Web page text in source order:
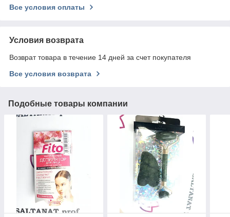
Все условия оплаты
Условия возврата
Возврат товара в течение 14 дней за счет покупателя
Все условия возврата
Подобные товары компании